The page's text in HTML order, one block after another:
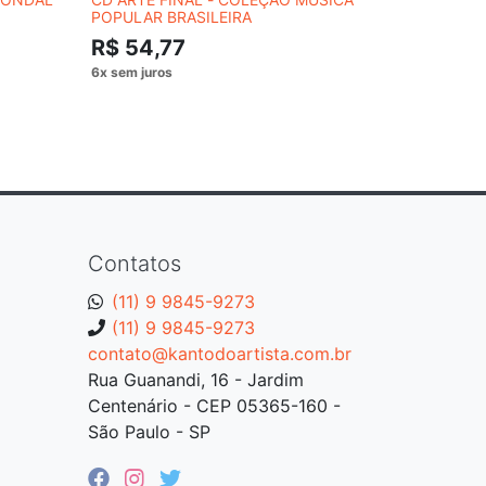
POPULAR BRASILEIRA
R$ 54,77
Contatos
(11) 9 9845-9273
(11) 9 9845-9273
contato@kantodoartista.com.br
Rua Guanandi, 16 - Jardim
Centenário - CEP 05365-160 -
São Paulo - SP